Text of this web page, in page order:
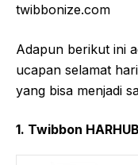
twibbonize.com
Adapun berikut ini
ucapan selamat
yang bisa menjadi
1. Twibbon